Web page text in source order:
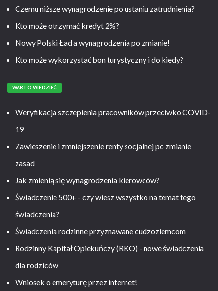
Czemu niższe wynagrodzenie po ustaniu zatrudnienia?
Kto może otrzymać kredyt 2%?
Nowy Polski Ład a wynagrodzenia po zmianie!
Kto może wykorzystać bon turystyczny i do kiedy?
WARTO WIEDZIEĆ
Weryfikacja szczepienia pracowników przeciwko COVID-
19
Zawieszenie i zmniejszenie renty socjalnej po zmianie
zasad
Jak zmienią się wynagrodzenia kierowców?
Świadczenie 500+ - czy wiesz wszystko na temat tego
świadczenia?
Świadczenia rodzinne przyznawane cudzoziemcom
Rodzinny Kapitał Opiekuńczy (RKO) - nowe świadczenia
dla rodziców
Wniosek o emeryturę przez internet!